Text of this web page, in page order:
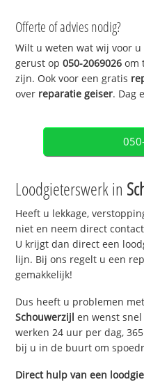
Offerte of advies nodig?
Wilt u weten wat wij voor
gerust op050-2069026 om
zijn. Ook voor een gratis
over reparatie geiser. Dag
Loodgieterswerk in
Heeft u lekkage,
niet en neem direct
U krijgt dan direct een
lijn. Bij ons regelt u een
gemakkelijk!
Dus heeft u problemen
Schouwerzijl en wenst
werken 24 uur per dag,
bij u in de buurt om
Direct hulp van een